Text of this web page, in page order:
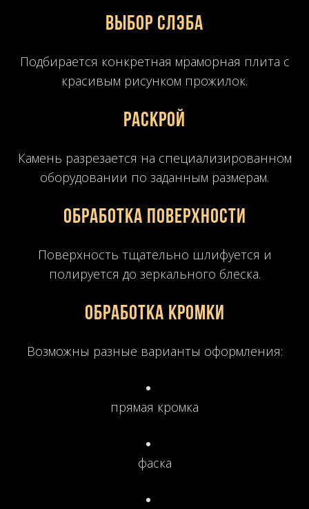
Выбор слэба
Подбирается конкретная мраморная плита с
красивым рисунком прожилок.
Раскрой
Камень разрезается на специализированном
оборудовании по заданным размерам.
Обработка поверхности
Поверхность тщательно шлифуется и
полируется до зеркального блеска.
Обработка кромки
Возможны разные варианты оформления:
прямая кромка
фаска